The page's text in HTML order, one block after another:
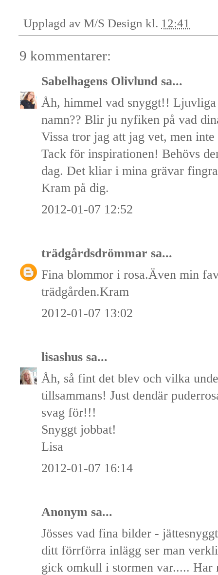
Upplagd av M/S Design kl. 12:41
9 kommentarer:
Sabelhagens Olivlund sa...
Åh, himmel vad snyggt!!
namn?? Blir ju nyfiken på vad
Vissa tror jag att jag vet, men inte
Tack för inspirationen! Behövs
dag. Det kliar i mina grävar
Kram på dig.
2012-01-07 12:52
trädgårdsdrömmar sa...
Fina blommor i rosa.Även min
trädgården.Kram
2012-01-07 13:02
lisashus sa...
Åh, så fint det blev och vilka
tillsammans! Just dendär
svag för!!!
Snyggt jobbat!
Lisa
2012-01-07 16:14
Anonym sa...
Jösses vad fina bilder -
ditt förrförra inlägg ser man
gick omkull i stormen var..... Har